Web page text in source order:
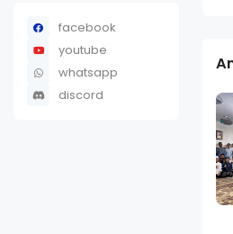
facebook
youtube
whatsapp
discord